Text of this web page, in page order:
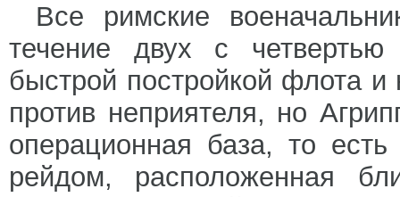
Все римские
течение двух с четвертью
быстрой постройкой флота
против неприятеля, но
операционная база, то
рейдом, расположенная